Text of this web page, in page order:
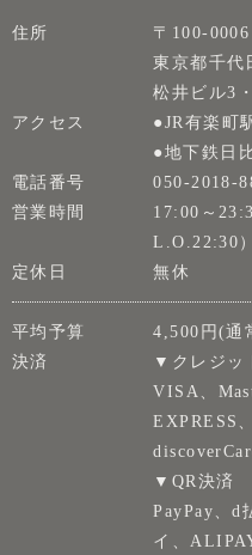
住所
〒100-0006
東京都千代
松井ビル3
アクセス
●JR有楽町
●地下鉄日
電話番号
050-2018-
営業時間
17:00～
L.O.22:30）
定休日
無休
平均予算
4,500円(通
決済
▼クレジッ
VISA、
EXPRESS
▼QR決済
PayPay、d
イ、